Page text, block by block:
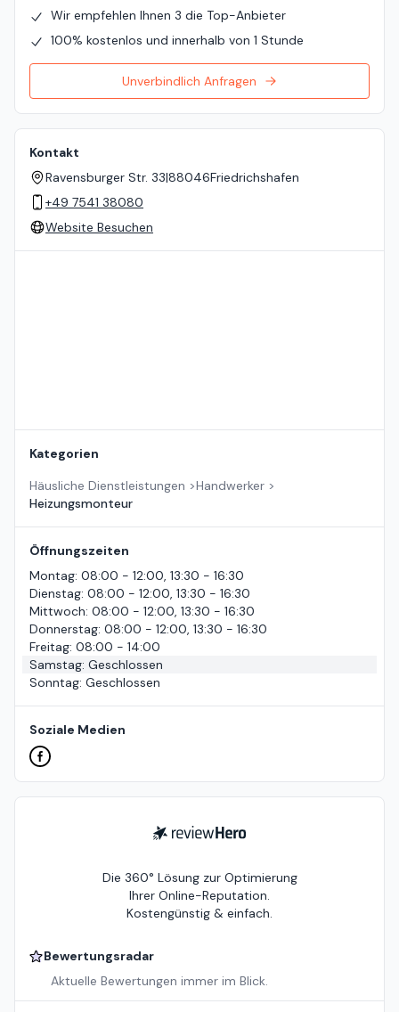
Wir empfehlen Ihnen 3 die Top-Anbieter
100% kostenlos und innerhalb von 1 Stunde
Unverbindlich Anfragen
Kontakt
Ravensburger Str. 33|88046Friedrichshafen
+49 7541 38080
Website Besuchen
Kategorien
Häusliche Dienstleistungen >Handwerker >
Heizungsmonteur
Öffnungszeiten
Montag: 08:00 - 12:00, 13:30 - 16:30
Dienstag: 08:00 - 12:00, 13:30 - 16:30
Mittwoch: 08:00 - 12:00, 13:30 - 16:30
Donnerstag: 08:00 - 12:00, 13:30 - 16:30
Freitag: 08:00 - 14:00
Samstag: Geschlossen
Sonntag: Geschlossen
Soziale Medien
ReviewHero
Die 360° Lösung zur Optimierung
Ihrer Online-Reputation.
Kostengünstig & einfach.
Bewertungsradar
Aktuelle Bewertungen immer im Blick.